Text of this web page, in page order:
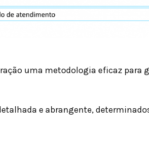
uma metodologia eficaz para
e abrangente,